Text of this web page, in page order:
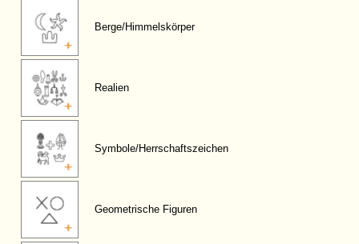
Berge/Himmelskörper
Realien
Symbole/Herrschaftszeichen
Geometrische Figuren